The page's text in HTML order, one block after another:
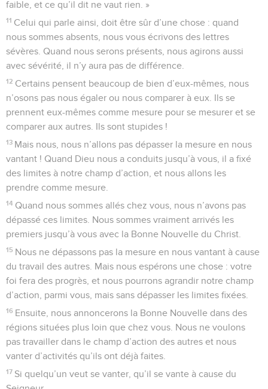
faible, et ce qu’il dit ne vaut rien. »
11 Celui qui parle ainsi, doit être sûr d’une chose : quand
nous sommes absents, nous vous écrivons des lettres
sévères. Quand nous serons présents, nous agirons aussi
avec sévérité, il n’y aura pas de différence.
12 Certains pensent beaucoup de bien d’eux-mêmes, nous
n’osons pas nous égaler ou nous comparer à eux. Ils se
prennent eux-mêmes comme mesure pour se mesurer et se
comparer aux autres. Ils sont stupides !
13 Mais nous, nous n’allons pas dépasser la mesure en nous
vantant ! Quand Dieu nous a conduits jusqu’à vous, il a fixé
des limites à notre champ d’action, et nous allons les
prendre comme mesure.
14 Quand nous sommes allés chez vous, nous n’avons pas
dépassé ces limites. Nous sommes vraiment arrivés les
premiers jusqu’à vous avec la Bonne Nouvelle du Christ.
15 Nous ne dépassons pas la mesure en nous vantant à cause
du travail des autres. Mais nous espérons une chose : votre
foi fera des progrès, et nous pourrons agrandir notre champ
d’action, parmi vous, mais sans dépasser les limites fixées.
16 Ensuite, nous annoncerons la Bonne Nouvelle dans des
régions situées plus loin que chez vous. Nous ne voulons
pas travailler dans le champ d’action des autres et nous
vanter d’activités qu’ils ont déjà faites.
17 Si quelqu’un veut se vanter, qu’il se vante à cause du